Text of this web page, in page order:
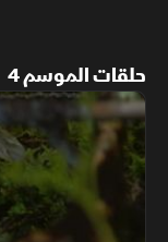
حلقات الموسم 4